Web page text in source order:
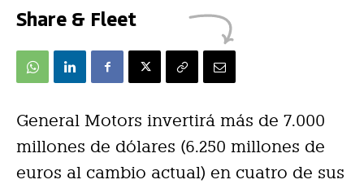
Share & Fleet
General Motors invertirá más de 7.000
millones de dólares (6.250 millones de
euros al cambio actual) en cuatro de sus